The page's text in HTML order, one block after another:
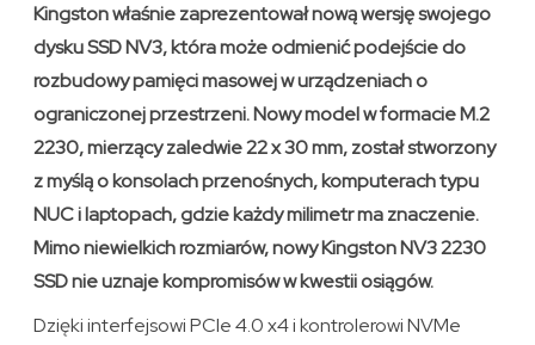
Kingston właśnie zaprezentował nową wersję swojego
dysku SSD NV3, która może odmienić podejście do
rozbudowy pamięci masowej w urządzeniach o
ograniczonej przestrzeni. Nowy model w formacie M.2
2230, mierzący zaledwie 22 x 30 mm, został stworzony
z myślą o konsolach przenośnych, komputerach typu
NUC i laptopach, gdzie każdy milimetr ma znaczenie.
Mimo niewielkich rozmiarów, nowy Kingston NV3 2230
SSD nie uznaje kompromisów w kwestii osiągów.
Dzięki interfejsowi PCIe 4.0 x4 i kontrolerowi NVMe